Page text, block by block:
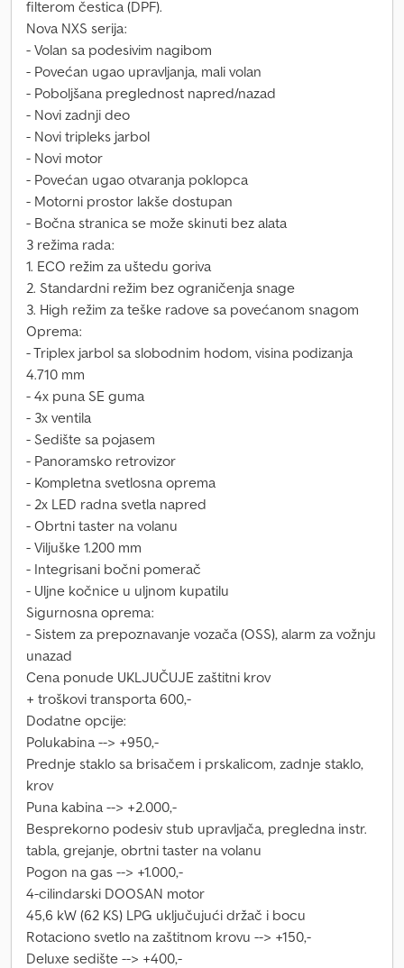
filterom čestica (DPF).
Nova NXS serija:
- Volan sa podesivim nagibom
- Povećan ugao upravljanja, mali volan
- Poboljšana preglednost napred/nazad
- Novi zadnji deo
- Novi tripleks jarbol
- Novi motor
- Povećan ugao otvaranja poklopca
- Motorni prostor lakše dostupan
- Bočna stranica se može skinuti bez alata
3 režima rada:
1. ECO režim za uštedu goriva
2. Standardni režim bez ograničenja snage
3. High režim za teške radove sa povećanom snagom
Oprema:
- Triplex jarbol sa slobodnim hodom, visina podizanja
4.710 mm
- 4x puna SE guma
- 3x ventila
- Sedište sa pojasem
- Panoramsko retrovizor
- Kompletna svetlosna oprema
- 2x LED radna svetla napred
- Obrtni taster na volanu
- Viljuške 1.200 mm
- Integrisani bočni pomerač
- Uljne kočnice u uljnom kupatilu
Sigurnosna oprema:
- Sistem za prepoznavanje vozača (OSS), alarm za vožnju
unazad
Cena ponude UKLJUČUJE zaštitni krov
+ troškovi transporta 600,-
Dodatne opcije:
Polukabina --> +950,-
Prednje staklo sa brisačem i prskalicom, zadnje staklo,
krov
Puna kabina --> +2.000,-
Besprekorno podesiv stub upravljača, pregledna instr.
tabla, grejanje, obrtni taster na volanu
Pogon na gas --> +1.000,-
4-cilindarski DOOSAN motor
45,6 kW (62 KS) LPG uključujući držač i bocu
Rotaciono svetlo na zaštitnom krovu --> +150,-
Deluxe sedište --> +400,-